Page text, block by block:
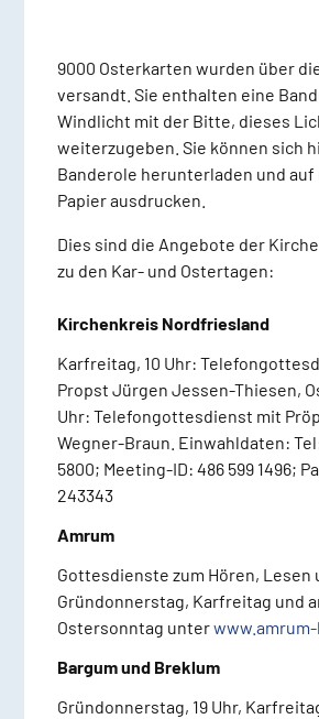
9000 Osterkarten wurden über
versandt. Sie enthalten eine
Windlicht mit der Bitte, dieses
weiterzugeben. Sie können sich
Banderole herunterladen und auf
Papier ausdrucken.
Dies sind die Angebote der
zu den Kar- und Ostertagen:
Kirchenkreis Nordfriesland
Karfreitag, 10 Uhr:
Propst Jürgen Jessen-Thiesen,
Uhr: Telefongottesdienst mit
Wegner-Braun. Einwahldaten:
5800; Meeting-ID: 486 599 1496;
243343
Amrum
Gottesdienste zum Hören, Lesen
Gründonnerstag, Karfreitag und
Ostersonntag unter
Bargum und Breklum
Gründonnerstag, 19 Uhr,